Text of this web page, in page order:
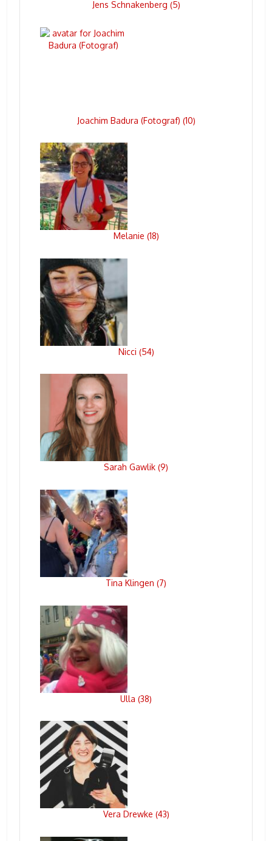
Jens Schnakenberg (5)
Joachim Badura (Fotograf) (10)
Melanie (18)
Nicci (54)
Sarah Gawlik (9)
Tina Klingen (7)
Ulla (38)
Vera Drewke (43)